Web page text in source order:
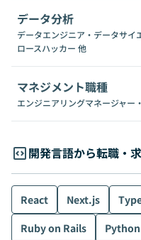
データ分析
データエンジニア・データサイ
ロースハッカー 他
マネジメント職種
エンジニアリングマネージャー
開発言語から転職・
React Next.js
Ruby on Rails
Python